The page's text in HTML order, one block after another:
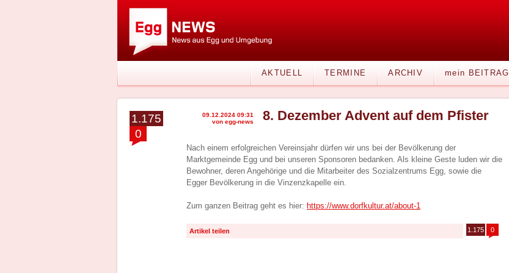
AKTUELL TERMINE ARCHIV mein BEITRAG
1.175
0
09.12.2024 09:31
von egg-news
8. Dezember Advent auf dem Pfister
Nach einem erfolgreichen Vereinsjahr dürfen wir uns bei der Bevölkerung der
Marktgemeinde Egg und bei unseren Sponsoren bedanken. Als kleine Geste luden wir die
Bewohner, deren Angehörige und die Mitarbeiter des Sozialzentrums Egg, sowie die
Egger Bevölkerung in die Vinzenzkapelle ein.
Zum ganzen Beitrag geht es hier: https://www.dorfkultur.at/about-1
Artikel teilen 1.175 0